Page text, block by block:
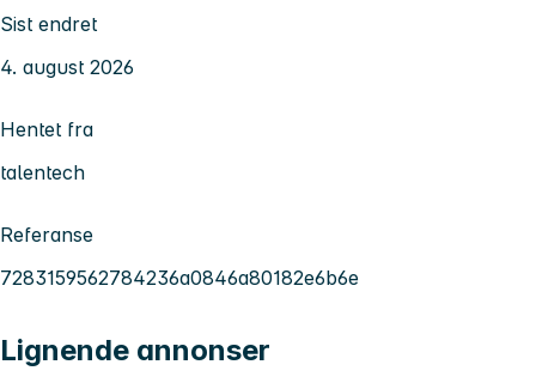
Sist endret
4. august 2026
Hentet fra
talentech
Referanse
7283159562784236a0846a80182e6b6e
Lignende annonser